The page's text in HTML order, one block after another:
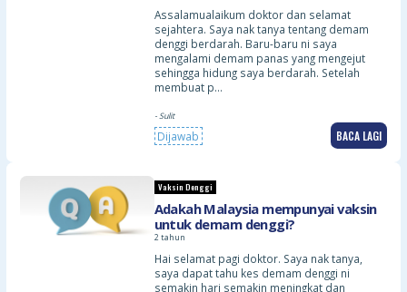
Assalamualaikum doktor dan selamat
sejahtera. Saya nak tanya tentang demam
denggi berdarah. Baru-baru ni saya
mengalami demam panas yang mengejut
sehingga hidung saya berdarah. Setelah
membuat p…
- Sulit
Dijawab BACA LAGI
Vaksin Denggi
Adakah Malaysia mempunyai vaksin
untuk demam denggi?
2 tahun
Hai selamat pagi doktor. Saya nak tanya,
saya dapat tahu kes demam denggi ni
semakin hari semakin meningkat dan